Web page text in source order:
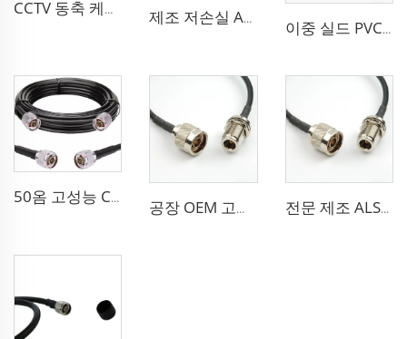
CCTV 동축 케이블 RG 시리즈 50옴 저손실 RG58 RG59 RG6 안테나용 동축 케이블
제조 저손실 ALSR600 10D-FB 라디오 안테나 스테이션 50 옴 동축 케이블 통신 시스템용
이중 실드 PVC 고체 PE 절연 유연한 동축 케이블 RG214 동축 케이블
50옴 고성능 CCTV 케이블 동축 케이블 RG213 RG214 안테나 시스템용 저손실 케이블
공장 OEM 고성능 50옴 Rg213/U Rg214/U 안테나 시스템용 동축 케이블 전문 제조 ALSR200 ALSR300 ALSR400 ALSR6000 5D-FB 8D-FB 안테나용 동축 케이블